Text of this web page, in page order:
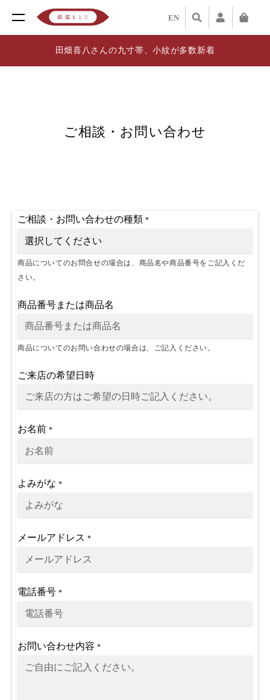
EN
田畑喜八さんの九寸帯、小紋が多数新着
ご相談・お問い合わせ
ご相談・お問い合わせの種類 *
商品についてのお問合せの場合は、商品名や商品番号をご記入くだ
さい。
商品番号または商品名
商品についてのお問い合わせの場合は、ご記入ください。
ご来店の希望日時
お名前 *
よみがな *
メールアドレス *
電話番号 *
お問い合わせ内容 *